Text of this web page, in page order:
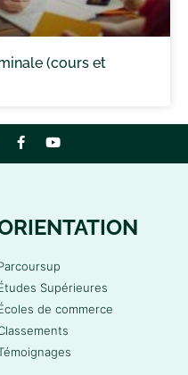
(cours et
Supérieures
de commerce